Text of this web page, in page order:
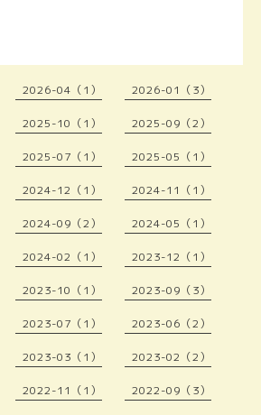
2026-04（1） 2026-01（3）
2025-10（1） 2025-09（2）
2025-07（1） 2025-05（1）
2024-12（1） 2024-11（1）
2024-09（2） 2024-05（1）
2024-02（1） 2023-12（1）
2023-10（1） 2023-09（3）
2023-07（1） 2023-06（2）
2023-03（1） 2023-02（2）
2022-11（1） 2022-09（3）